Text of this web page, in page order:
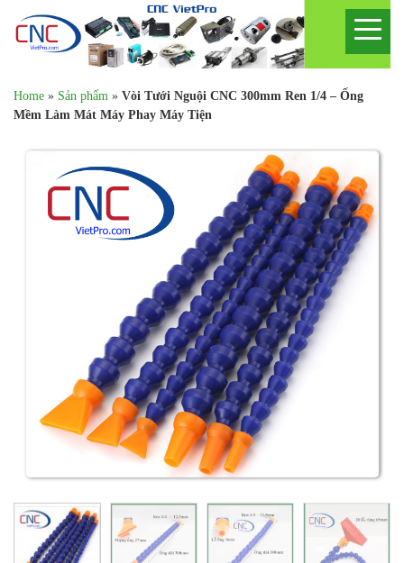
Home » Sản phẩm » Vòi Tưới Nguội CNC 300mm Ren 1/4 – Ống
Mềm Làm Mát Máy Phay Máy Tiện